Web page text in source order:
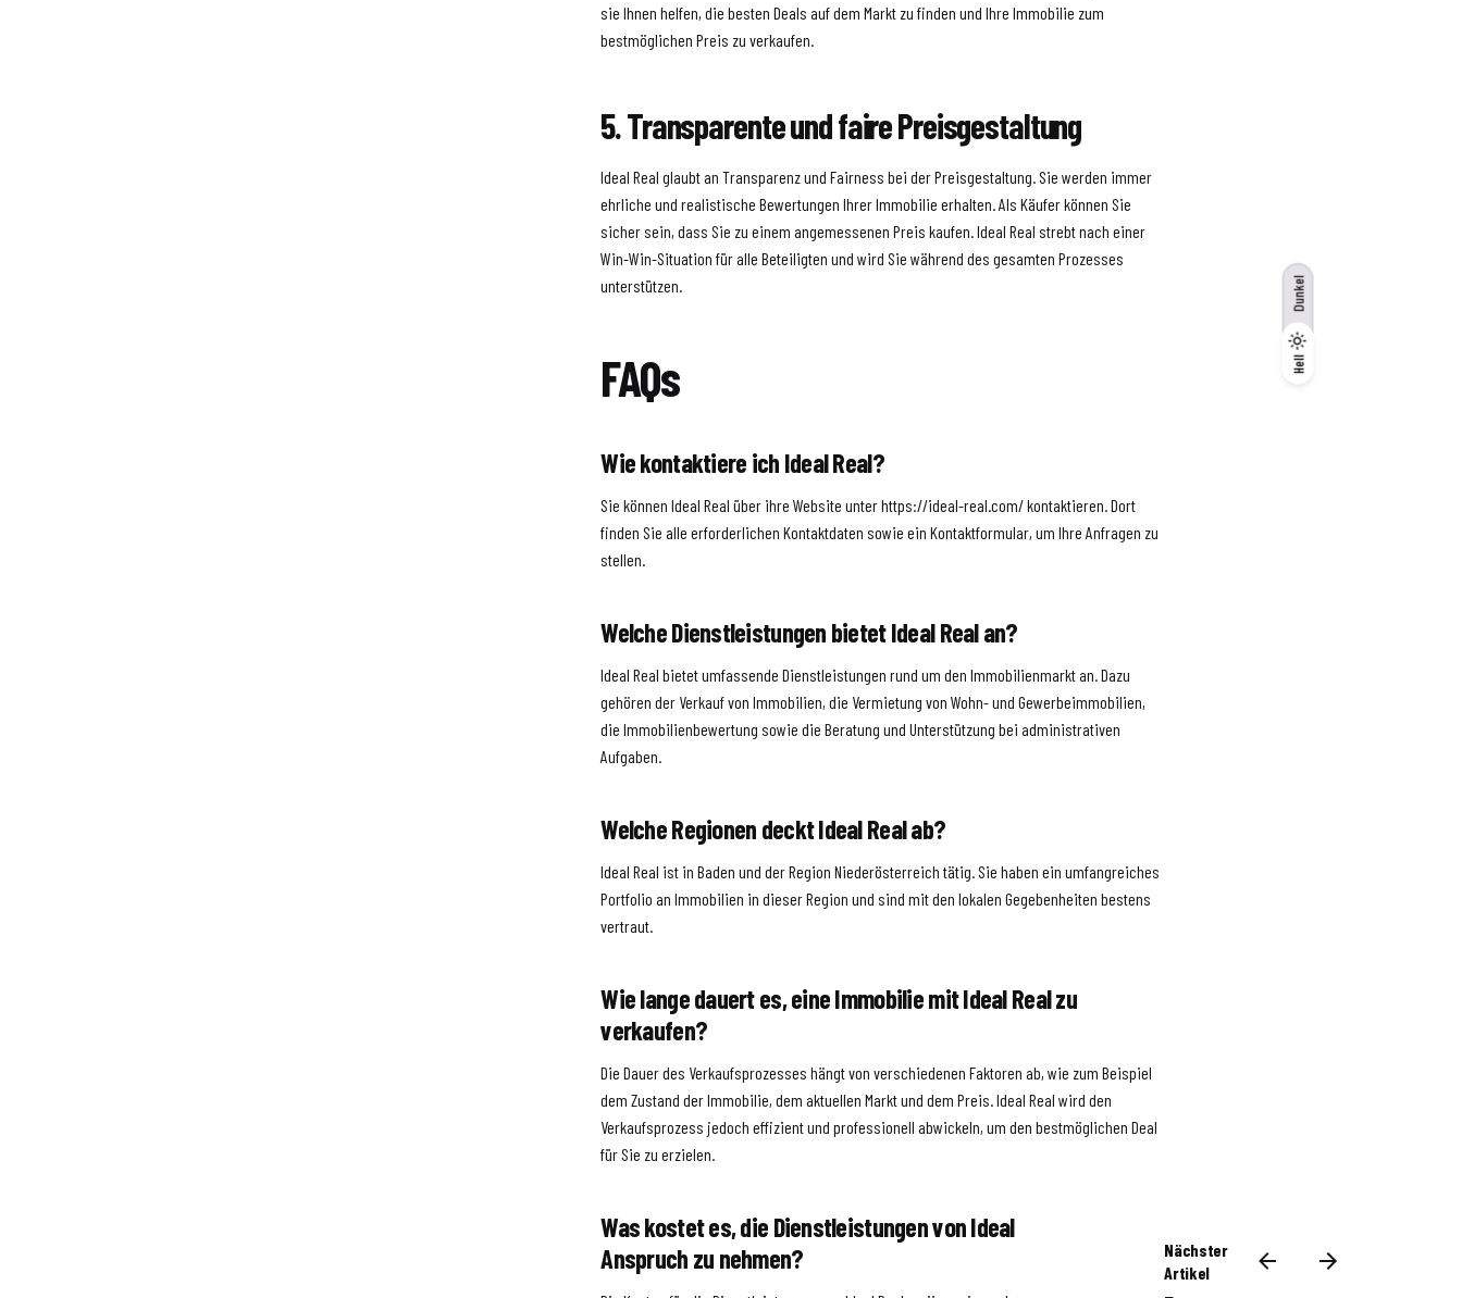
Hell
Dunkel
Hell
Dunkel
sie Ihnen helfen, die besten Deals auf dem Markt zu finden und Ihre Immobilie zum
bestmöglichen Preis zu verkaufen.
5. Transparente und faire Preisgestaltung
Ideal Real glaubt an Transparenz und Fairness bei der Preisgestaltung. Sie werden immer
ehrliche und realistische Bewertungen Ihrer Immobilie erhalten. Als Käufer können Sie
sicher sein, dass Sie zu einem angemessenen Preis kaufen. Ideal Real strebt nach einer
Win-Win-Situation für alle Beteiligten und wird Sie während des gesamten Prozesses
unterstützen.
FAQs
Wie kontaktiere ich Ideal Real?
Sie können Ideal Real über ihre Website unter https://ideal-real.com/ kontaktieren. Dort
finden Sie alle erforderlichen Kontaktdaten sowie ein Kontaktformular, um Ihre Anfragen zu
stellen.
Welche Dienstleistungen bietet Ideal Real an?
Ideal Real bietet umfassende Dienstleistungen rund um den Immobilienmarkt an. Dazu
gehören der Verkauf von Immobilien, die Vermietung von Wohn- und Gewerbeimmobilien,
die Immobilienbewertung sowie die Beratung und Unterstützung bei administrativen
Aufgaben.
Welche Regionen deckt Ideal Real ab?
Ideal Real ist in Baden und der Region Niederösterreich tätig. Sie haben ein umfangreiches
Portfolio an Immobilien in dieser Region und sind mit den lokalen Gegebenheiten bestens
vertraut.
Wie lange dauert es, eine Immobilie mit Ideal Real zu
verkaufen?
Die Dauer des Verkaufsprozesses hängt von verschiedenen Faktoren ab, wie zum Beispiel
dem Zustand der Immobilie, dem aktuellen Markt und dem Preis. Ideal Real wird den
Verkaufsprozess jedoch effizient und professionell abwickeln, um den bestmöglichen Deal
für Sie zu erzielen.
Was kostet es, die Dienstleistungen von Ideal Real in
Anspruch zu nehmen?
Nächster
Artikel